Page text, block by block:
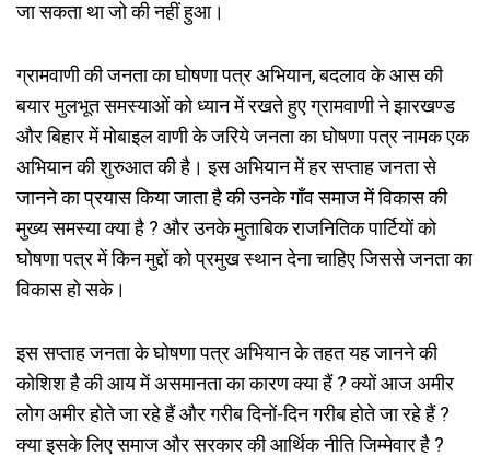
जा सकता था जो की नहीं हुआ।
ग्रामवाणी की जनता का घोषणा पत्र अभियान, बदलाव के आस की
बयार मुलभूत समस्याओं को ध्यान में रखते हुए ग्रामवाणी ने झारखण्ड
और बिहार में मोबाइल वाणी के जरिये जनता का घोषणा पत्र नामक एक
अभियान की शुरुआत की है। इस अभियान में हर सप्ताह जनता से
जानने का प्रयास किया जाता है की उनके गाँव समाज में विकास की
मुख्य समस्या क्या है ? और उनके मुताबिक राजनितिक पार्टियों को
घोषणा पत्र में किन मुद्दों को प्रमुख स्थान देना चाहिए जिससे जनता का
विकास हो सके।
इस सप्ताह जनता के घोषणा पत्र अभियान के तहत यह जानने की
कोशिश है की आय में असमानता का कारण क्या हैं ? क्यों आज अमीर
लोग अमीर होते जा रहे हैं और गरीब दिनों-दिन गरीब होते जा रहे हैं ?
क्या इसके लिए समाज और सरकार की आर्थिक नीति जिम्मेवार है ?